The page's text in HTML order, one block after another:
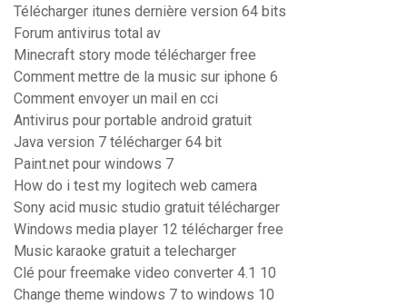
Télécharger itunes dernière version 64 bits
Forum antivirus total av
Minecraft story mode télécharger free
Comment mettre de la music sur iphone 6
Comment envoyer un mail en cci
Antivirus pour portable android gratuit
Java version 7 télécharger 64 bit
Paint.net pour windows 7
How do i test my logitech web camera
Sony acid music studio gratuit télécharger
Windows media player 12 télécharger free
Music karaoke gratuit a telecharger
Clé pour freemake video converter 4.1 10
Change theme windows 7 to windows 10